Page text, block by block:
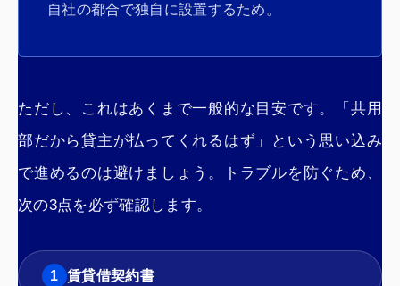
自社の都合で独自に設置するため。
ただし、これはあくまで一般的な目安です。「共用
部だから貸主が払ってくれるはず」という思い込み
で進めるのは避けましょう。トラブルを防ぐため、
次の3点を必ず確認します。
1 賃貸借契約書